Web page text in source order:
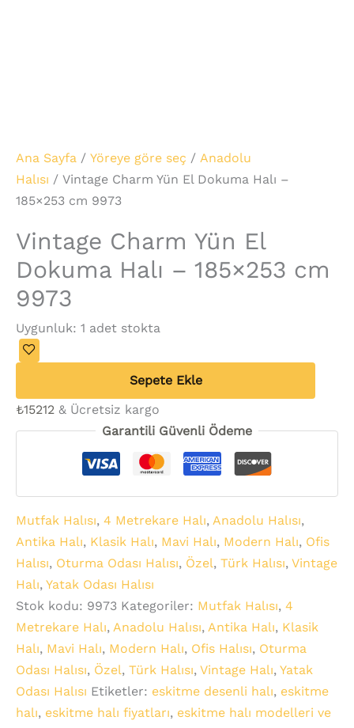
Ana Sayfa / Yöreye göre seç / Anadolu
Halısı / Vintage Charm Yün El Dokuma Halı –
185×253 cm 9973
Vintage Charm Yün El
Dokuma Halı – 185×253 cm
9973
Uygunluk: 1 adet stokta
Sepete Ekle
₺15212 & Ücretsiz kargo
Garantili Güvenli Ödeme
Mutfak Halısı, 4 Metrekare Halı, Anadolu Halısı,
Antika Halı, Klasik Halı, Mavi Halı, Modern Halı, Ofis
Halısı, Oturma Odası Halısı, Özel, Türk Halısı, Vintage
Halı, Yatak Odası Halısı
Stok kodu: 9973 Kategoriler: Mutfak Halısı, 4
Metrekare Halı, Anadolu Halısı, Antika Halı, Klasik
Halı, Mavi Halı, Modern Halı, Ofis Halısı, Oturma
Odası Halısı, Özel, Türk Halısı, Vintage Halı, Yatak
Odası Halısı Etiketler: eskitme desenli halı, eskitme
halı, eskitme halı fiyatları, eskitme halı modelleri ve